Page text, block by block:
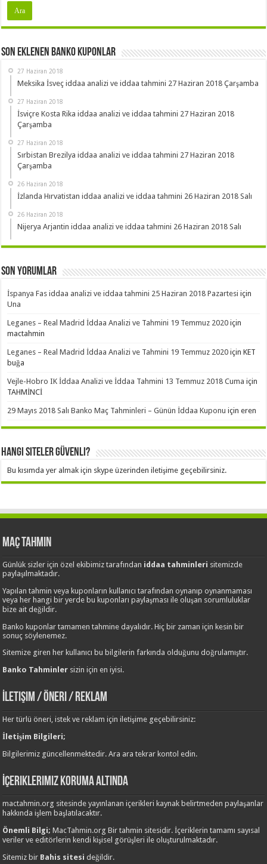
Son Eklenen Banko Kuponlar
27 Haziran 2018
Meksika İsveç iddaa analizi ve iddaa tahmini 27 Haziran 2018 Çarşamba
27 Haziran 2018
İsviçre Kosta Rika iddaa analizi ve iddaa tahmini 27 Haziran 2018
Çarşamba
27 Haziran 2018
Sırbistan Brezilya iddaa analizi ve iddaa tahmini 27 Haziran 2018
Çarşamba
26 Haziran 2018
İzlanda Hırvatistan iddaa analizi ve iddaa tahmini 26 Haziran 2018 Salı
26 Haziran 2018
Nijerya Arjantin iddaa analizi ve iddaa tahmini 26 Haziran 2018 Salı
Son Yorumlar
İspanya Fas iddaa analizi ve iddaa tahmini 25 Haziran 2018 Pazartesi için
Una
Leganes – Real Madrid İddaa Analizi ve Tahmini 19 Temmuz 2020 için
mactahmin
Leganes – Real Madrid İddaa Analizi ve Tahmini 19 Temmuz 2020 içinKET
buğa
Vejle-Hobro IK İddaa Analizi ve İddaa Tahmini 13 Temmuz 2018 Cuma için
TAHMİNCİ
29 Mayıs 2018 Salı Banko Maç Tahminleri – Günün İddaa Kuponu içineren
Hangi Siteler Güvenli?
Bu kısımda yer almak için skype üzerinden iletişime geçebilirsiniz.
Maç Tahmin
Günlük sizler için özel ekibimiz tarafından iddaa tahminleri sitemizde
paylaşılmaktadır.
Yapılan tahmin veya kuponların kullanıcı tarafından oynanıp oynanmaması
veya her hangi bir yerde bu kuponları paylaşması ile oluşan sorumluluklar
bize ait değildir.
Banko kuponlar tamamen tahmine dayalıdır. Hiç bir zaman için kesin bir
sonuç söylenemez.
Sitemize giren her kullanıcı bu bilgilerin farkında olduğunu doğrulamıştır.
Banko Tahminler sizin için en iyisi.
İletişim / Öneri / Reklam
Her türlü öneri, istek ve reklam için iletişime geçebilirsiniz:
İletişim Bilgileri;
Bilgilerimiz güncellenmektedir. Ara ara tekrar kontol edin.
İçeriklerimiz Koruma Altında
mactahmin.org sitesinde yayınlanan içerikleri kaynak belirtmeden paylaşanlar
hakkında işlem başlatılacaktır.
Önemli Bilgi;MacTahmin.org Bir tahmin sitesidir. İçeriklerin tamamı sayısal
veriler ve editörlerin kendi kişisel görüşleri ile oluşturulmaktadır.
Sitemiz bir Bahis sitesi değildir.